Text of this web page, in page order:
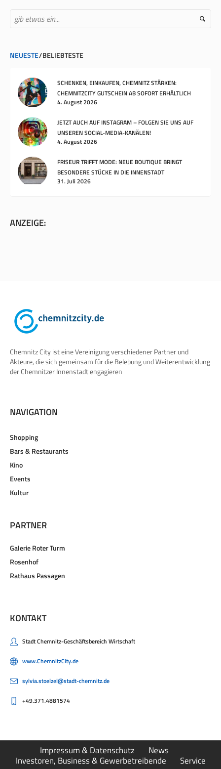
NEUESTE BELIEBTESTE
SCHENKEN, EINKAUFEN, CHEMNITZ STÄRKEN:
CHEMNITZCITY GUTSCHEIN AB SOFORT ERHÄLTLICH
4. August 2026
JETZT AUCH AUF INSTAGRAM – FOLGEN SIE UNS AUF
UNSEREN SOCIAL-MEDIA-KANÄLEN!
4. August 2026
FRISEUR TRIFFT MODE: NEUE BOUTIQUE BRINGT
BESONDERE STÜCKE IN DIE INNENSTADT
31. Juli 2026
ANZEIGE:
Chemnitz City ist eine Vereinigung verschiedener Partner und
Akteure, die sich gemeinsam für die Belebung und Weiterentwicklung
der Chemnitzer Innenstadt engagieren
NAVIGATION
Shopping
Bars & Restaurants
Kino
Events
Kultur
PARTNER
Galerie Roter Turm
Rosenhof
Rathaus Passagen
KONTAKT
Stadt Chemnitz-Geschäftsbereich Wirtschaft
www.ChemnitzCity.de
sylvia.stoelzel@stadt-chemnitz.de
+49.371.4881574
Impressum & Datenschutz
News
Investoren, Business & Gewerbetreibende
Service